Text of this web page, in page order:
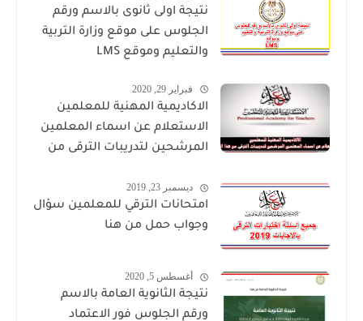
نتيجة اولى ثانوى بالاسم ورقم
الجلوس على موقع وزارة التربية
والتعليم وموقع LMS
فبراير 29, 2020
الاكاديمية المهنية للمعلمين
الاستعلام عن اسماء المعلمين
المرشحين لتدريبات الترقى من
ديسمبر 23, 2019
امتحانات الترقي للمعلمين سؤال
وجواب حمل من هنا
أغسطس 5, 2020
نتيجة الثانوية العامة بالاسم
ورقم الجلوس فور الاعتماد